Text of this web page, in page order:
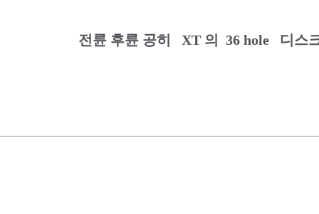
전륜 후륜 공히 XT 의 36 hole 디스